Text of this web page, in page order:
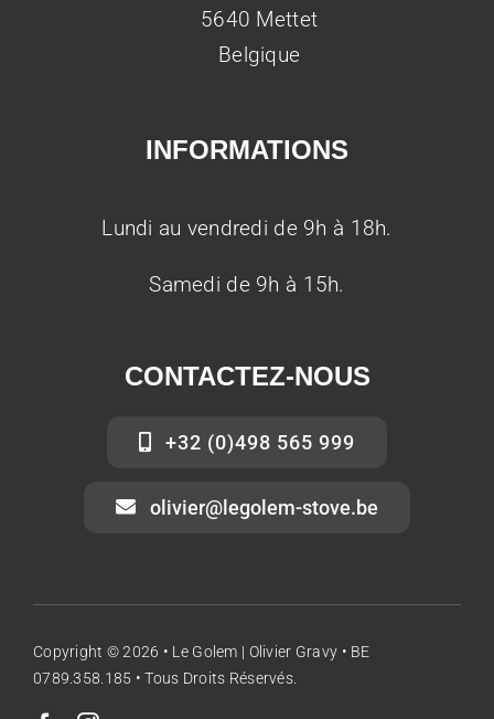
5640 Mettet
Belgique
INFORMATIONS
Lundi au vendredi de 9h à 18h.
Samedi de 9h à 15h.
CONTACTEZ-NOUS
+32 (0)498 565 999
olivier@legolem-stove.be
Copyright © 2026 • Le Golem | Olivier Gravy • BE
0789.358.185 • Tous Droits Réservés.